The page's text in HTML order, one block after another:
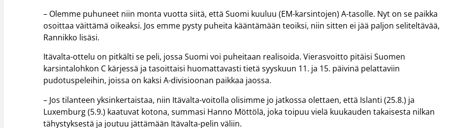
– Olemme puhuneet niin monta vuotta siitä, että Suomi kuuluu (EM-karsintojen) A-tasolle. Nyt on se paikka
osoittaa väittämä oikeaksi. Jos emme pysty puheita kääntämään teoiksi, niin sitten ei jää paljon seliteltävää,
Rannikko lisäsi.
Itävalta-ottelu on pitkälti se peli, jossa Suomi voi puheitaan realisoida. Vierasvoitto pitäisi Suomen
karsintalohkon C kärjessä ja tasoittaisi huomattavasti tietä syyskuun 11. ja 15. päivinä pelattaviin
pudotuspeleihin, joissa on kaksi A-divisioonan paikkaa jaossa.
– Jos tilanteen yksinkertaistaa, niin Itävalta-voitolla olisimme jo jatkossa olettaen, että Islanti (25.8.) ja
Luxemburg (5.9.) kaatuvat kotona, summasi Hanno Möttölä, joka toipuu vielä kuukauden takaisesta nilkan
tähystyksestä ja joutuu jättämään Itävalta-pelin väliin.